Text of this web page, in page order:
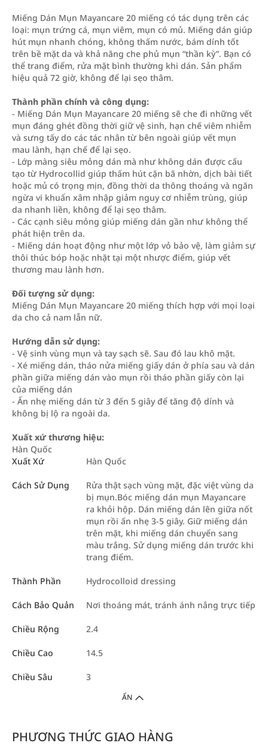
Miếng Dán Mụn Mayancare 20 miếng có tác dụng trên các
loại: mụn trứng cá, mụn viêm, mụn có mủ. Miếng dán giúp
hút mụn nhanh chóng, không thấm nước, bám dính tốt
trên bề mặt da và khả năng che phủ mụn “thần kỳ”. Bạn có
thể trang điểm, rửa mặt bình thường khi dán. Sản phẩm
hiệu quả 72 giờ, không để lại sẹo thâm.
Thành phần chính và công dụng:
- Miếng Dán Mụn Mayancare 20 miếng sẽ che đi những vết
mụn đáng ghét đồng thời giữ vệ sinh, hạn chế viêm nhiễm
và sưng tấy do các tác nhân từ bên ngoài giúp vết mụn
mau lành, hạn chế để lại sẹo.
- Lớp màng siêu mỏng dán mà như không dán được cấu
tạo từ Hydrocollid giúp thấm hút cặn bã nhờn, dịch bài tiết
hoặc mủ có trọng mịn, đồng thời da thông thoáng và ngăn
ngừa vi khuẩn xâm nhập giảm nguy cơ nhiễm trùng, giúp
da nhanh liền, không để lại sẹo thâm.
- Các cạnh siêu mỏng giúp miếng dán gần như không thể
phát hiện trên da.
- Miếng dán hoạt động như một lớp vỏ bảo vệ, làm giảm sự
thôi thúc bóp hoặc nhặt tại một nhược điểm, giúp vết
thương mau lành hơn.
Đối tượng sử dụng:
Miếng Dán Mụn Mayancare 20 miếng thích hợp với mọi loại
da cho cả nam lẫn nữ.
Hướng dẫn sử dụng:
- Vệ sinh vùng mụn và tay sạch sẽ. Sau đó lau khô mặt.
- Xé miếng dán, tháo nửa miếng giấy dán ở phía sau và dán
phần giữa miếng dán vào mụn rồi tháo phần giấy còn lại
của miếng dán
- Ấn nhẹ miếng dán từ 3 đến 5 giây để tăng độ dính và
không bị lộ ra ngoài da.
Xuất xứ thương hiệu:
Hàn Quốc
Xuất Xứ
Hàn Quốc
Cách Sử Dụng
Rửa thật sạch vùng mặt, đặc việt vùng da
bị mụn.Bóc miếng dán mụn Mayancare
ra khỏi hộp. Dán miếng dán lên giữa nốt
mụn rồi ấn nhẹ 3-5 giây. Giữ miếng dán
trên mặt, khi miếng dán chuyển sang
màu trắng. Sử dụng miếng dán trước khi
trang điểm.
Thành Phần Hydrocolloid dressing
Cách Bảo Quản Nơi thoáng mát, tránh ánh nắng trực tiếp
Chiều Rộng 2.4
Chiều Cao 14.5
Chiều Sâu 3
ẨN
PHƯƠNG THỨC GIAO HÀNG